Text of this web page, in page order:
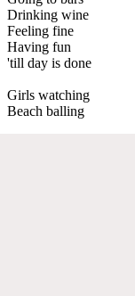
Drinking wine
Feeling fine
Having fun
'till day is done
Girls watching
Beach balling